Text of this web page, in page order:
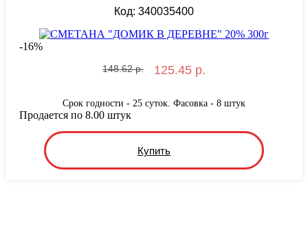
Код: 340035400
-16%
148.62 р. 125.45 р.
Срок годности - 25 суток. Фасовка - 8 штук
Купить
Продается по 8.00 штук